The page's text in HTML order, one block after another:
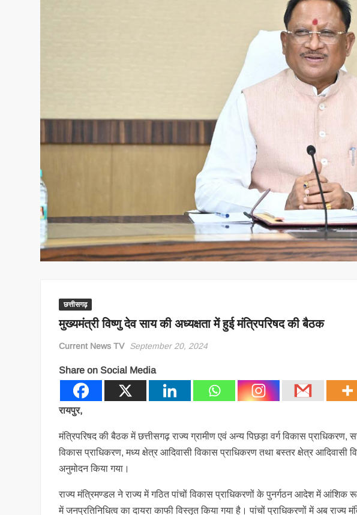
छत्तीसगढ़
मुख्यमंत्री विष्णु देव साय की अध्यक्षता में हुई मंत्रिपरिषद की बैठक
Current News TV September 20, 2024
Share on Social Media
रायपुर,
मंत्रिपरिषद की बैठक में छत्तीसगढ़ राज्य ग्रामीण एवं अन्य पिछड़ा वर्ग विकास
विकास प्राधिकरण, मध्य क्षेत्र आदिवासी विकास प्राधिकरण तथा बस्तर क्षेत्र
अनुमोदन किया गया।
राज्य मंत्रिमण्डल ने राज्य में गठित पांचों विकास प्राधिकरणों के पुनर्गठन आदेश में
में जनप्रतिनिधित्व का दायरा काफी विस्तृत किया गया है। पांचों प्राधिकरणों में अब